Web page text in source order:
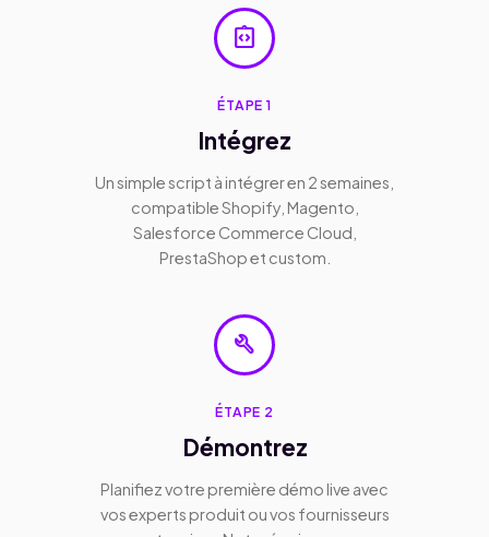
integration_instructions
ÉTAPE 1
Intégrez
Un simple script à intégrer en 2 semaines,
compatible Shopify, Magento,
Salesforce Commerce Cloud,
PrestaShop et custom.
build
ÉTAPE 2
Démontrez
Planifiez votre première démo live avec
vos experts produit ou vos fournisseurs